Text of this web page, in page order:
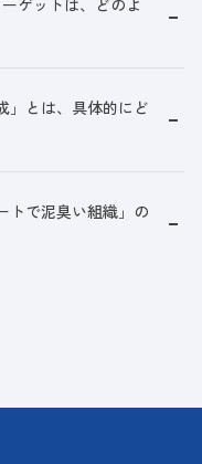
」とは、具体的にど
トで泥臭い組織」の